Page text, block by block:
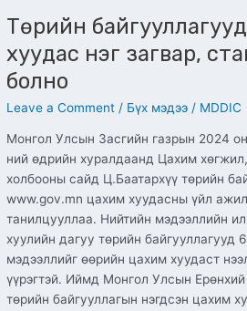
Төрийн
хуудас нэг загвар,
болно
Leave a Comment / Бүх мэдээ / MDDIC
Монгол Улсын Засгийн газрын 2024
ний өдрийн хуралдаанд Цахим
холбооны сайд Ц.Баатархүү төрийн
www.gov.mn цахим хуудасны үйл
танилцууллаа. Нийтийн мэдээллийн
хуулийн дагуу төрийн байгууллагууд
мэдээллийг өөрийн цахим хуудаст
үүрэгтэй. Иймд Монгол Улсын
төрийн байгууллагын нэгдсэн цахим